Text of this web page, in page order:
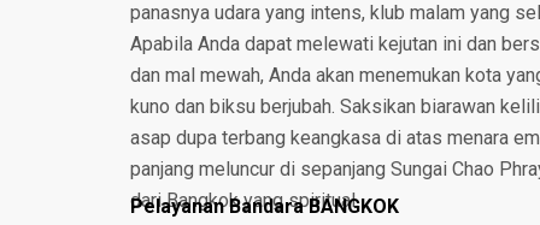
panasnya udara yang intens, klub malam yang
Apabila Anda dapat melewati kejutan ini dan
dan mal mewah, Anda akan menemukan kota
kuno dan biksu berjubah. Saksikan biarawan
asap dupa terbang keangkasa di atas menara
panjang meluncur di sepanjang Sungai Chao
dari Bangkok yang spiritual.
Pelayanan Bandara BANGKOK